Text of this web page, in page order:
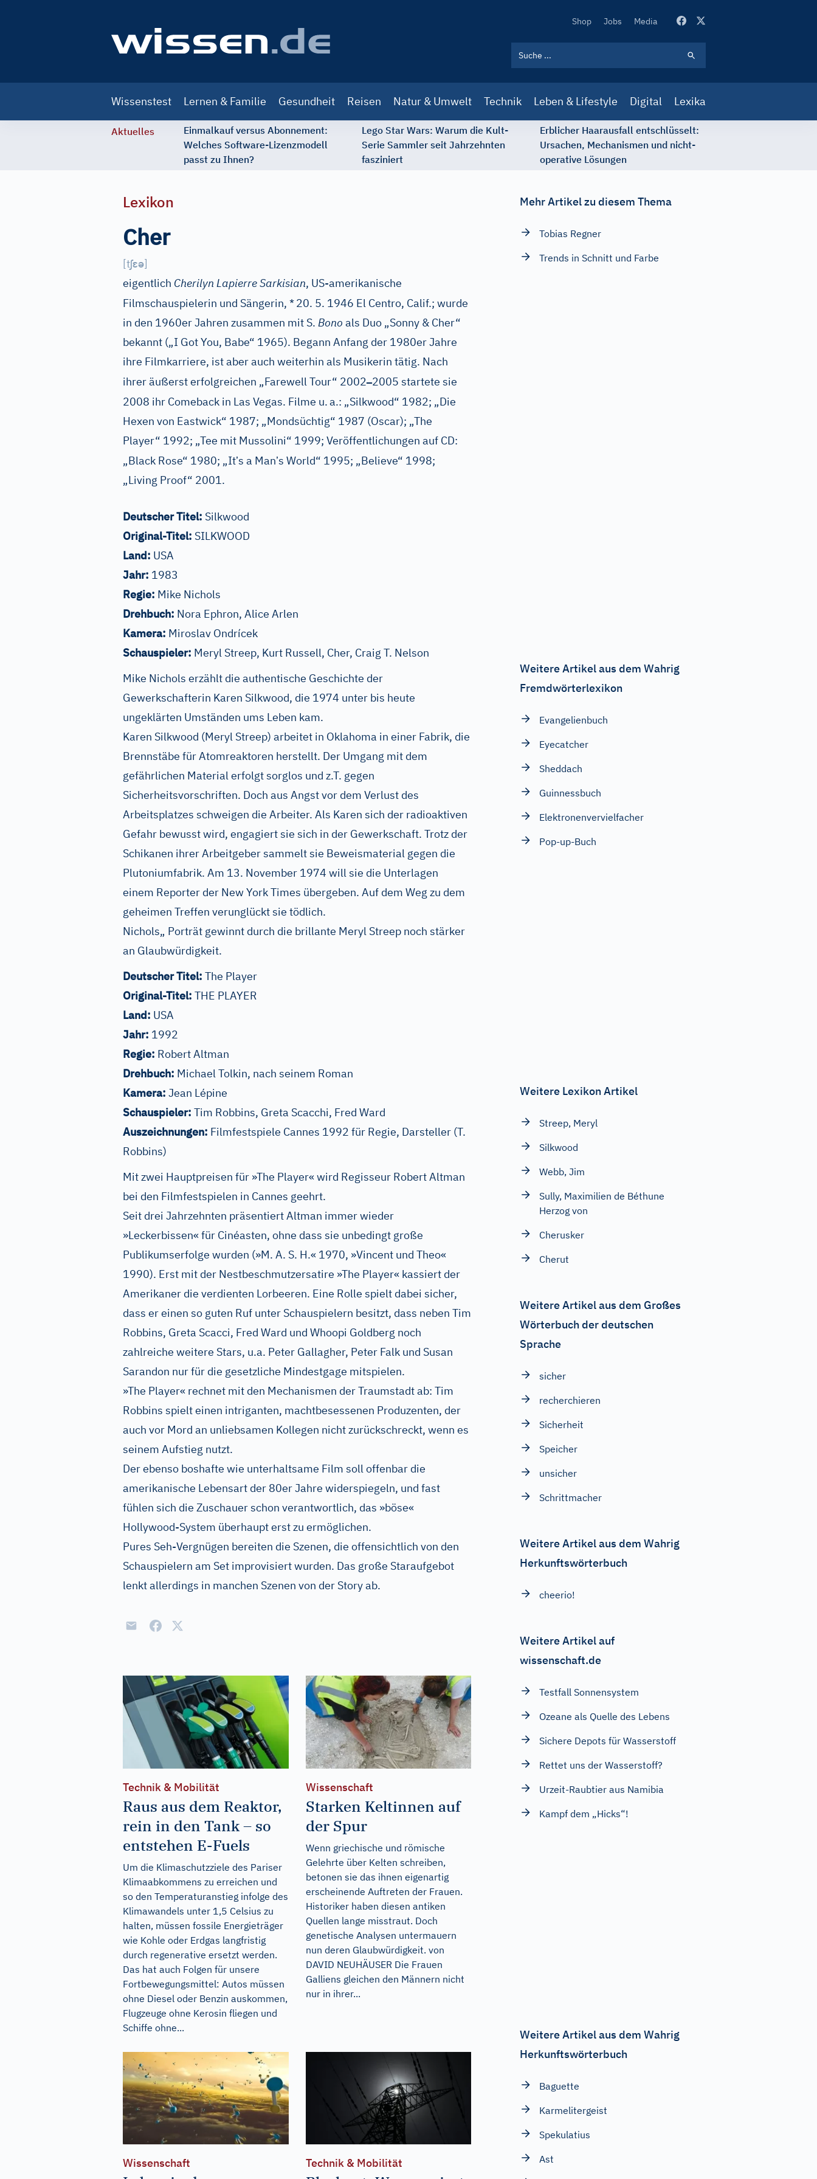
Secondary
Shop Jobs Media
navigation
Wissenstest Lernen & Familie Gesundheit Reisen Natur & Umwelt Technik Leben & Lifestyle Digital Lexika
Aktuelles
Einmalkauf versus Abonnement:
Welches Software-Lizenzmodell
passt zu Ihnen?
Lego Star Wars: Warum die Kult-
Serie Sammler seit Jahrzehnten
fasziniert
Erblicher Haarausfall entschlüsselt:
Ursachen, Mechanismen und nicht-
operative Lösungen
Lexikon
Cher
[tʃɛə]
eigentlich Cherilyn Lapierre Sarkisian, US-amerikanische
Filmschauspielerin und Sängerin, *20. 5. 1946 El Centro, Calif.; wurde
in den 1960er Jahren zusammen mit S. Bono als Duo „Sonny & Cher“
bekannt („I Got You, Babe“ 1965). Begann Anfang der 1980er Jahre
ihre Filmkarriere, ist aber auch weiterhin als Musikerin tätig. Nach
ihrer äußerst erfolgreichen „Farewell Tour“ 2002–2005 startete sie
2008 ihr Comeback in Las Vegas. Filme u.a.: „Silkwood“ 1982; „Die
Hexen von Eastwick“ 1987; „Mondsüchtig“ 1987 (Oscar); „The
Player“ 1992; „Tee mit Mussolini“ 1999; Veröffentlichungen auf CD:
„Black Rose“ 1980; „It’s a Man’s World“ 1995; „Believe“ 1998;
„Living Proof“ 2001.
Deutscher Titel: Silkwood
Original-Titel: SILKWOOD
Land: USA
Jahr: 1983
Regie: Mike Nichols
Drehbuch: Nora Ephron, Alice Arlen
Kamera: Miroslav Ondrícek
Schauspieler: Meryl Streep, Kurt Russell, Cher, Craig T. Nelson
Mike Nichols erzählt die authentische Geschichte der
Gewerkschafterin Karen Silkwood, die 1974 unter bis heute
ungeklärten Umständen ums Leben kam.
Karen Silkwood (Meryl Streep) arbeitet in Oklahoma in einer Fabrik, die
Brennstäbe für Atomreaktoren herstellt. Der Umgang mit dem
gefährlichen Material erfolgt sorglos und z.T. gegen
Sicherheitsvorschriften. Doch aus Angst vor dem Verlust des
Arbeitsplatzes schweigen die Arbeiter. Als Karen sich der radioaktiven
Gefahr bewusst wird, engagiert sie sich in der Gewerkschaft. Trotz der
Schikanen ihrer Arbeitgeber sammelt sie Beweismaterial gegen die
Plutoniumfabrik. Am 13. November 1974 will sie die Unterlagen
einem Reporter der New York Times übergeben. Auf dem Weg zu dem
geheimen Treffen verunglückt sie tödlich.
Nichols„ Porträt gewinnt durch die brillante Meryl Streep noch stärker
an Glaubwürdigkeit.
Deutscher Titel: The Player
Original-Titel: THE PLAYER
Land: USA
Jahr: 1992
Regie: Robert Altman
Drehbuch: Michael Tolkin, nach seinem Roman
Kamera: Jean Lépine
Schauspieler: Tim Robbins, Greta Scacchi, Fred Ward
Auszeichnungen: Filmfestspiele Cannes 1992 für Regie, Darsteller (T.
Robbins)
Mit zwei Hauptpreisen für »The Player« wird Regisseur Robert Altman
bei den Filmfestspielen in Cannes geehrt.
Seit drei Jahrzehnten präsentiert Altman immer wieder
»Leckerbissen« für Cinéasten, ohne dass sie unbedingt große
Publikumserfolge wurden (»M. A. S. H.« 1970, »Vincent und Theo«
1990). Erst mit der Nestbeschmutzersatire »The Player« kassiert der
Amerikaner die verdienten Lorbeeren. Eine Rolle spielt dabei sicher,
dass er einen so guten Ruf unter Schauspielern besitzt, dass neben Tim
Robbins, Greta Scacci, Fred Ward und Whoopi Goldberg noch
zahlreiche weitere Stars, u.a. Peter Gallagher, Peter Falk und Susan
Sarandon nur für die gesetzliche Mindestgage mitspielen.
»The Player« rechnet mit den Mechanismen der Traumstadt ab: Tim
Robbins spielt einen intriganten, machtbesessenen Produzenten, der
auch vor Mord an unliebsamen Kollegen nicht zurückschreckt, wenn es
seinem Aufstieg nutzt.
Der ebenso boshafte wie unterhaltsame Film soll offenbar die
amerikanische Lebensart der 80er Jahre widerspiegeln, und fast
fühlen sich die Zuschauer schon verantwortlich, das »böse«
Hollywood-System überhaupt erst zu ermöglichen.
Pures Seh-Vergnügen bereiten die Szenen, die offensichtlich von den
Schauspielern am Set improvisiert wurden. Das große Staraufgebot
lenkt allerdings in manchen Szenen von der Story ab.
Technik & Mobilität
Raus aus dem Reaktor,
rein in den Tank – so
entstehen E-Fuels
Um die Klimaschutzziele des Pariser
Klimaabkommens zu erreichen und
so den Temperaturanstieg infolge des
Klimawandels unter 1,5 Celsius zu
halten, müssen fossile Energieträger
wie Kohle oder Erdgas langfristig
durch regenerative ersetzt werden.
Das hat auch Folgen für unsere
Fortbewegungsmittel: Autos müssen
ohne Diesel oder Benzin auskommen,
Flugzeuge ohne Kerosin fliegen und
Schiffe ohne...
Wissenschaft
Starken Keltinnen auf
der Spur
Wenn griechische und römische
Gelehrte über Kelten schreiben,
betonen sie das ihnen eigenartig
erscheinende Auftreten der Frauen.
Historiker haben diesen antiken
Quellen lange misstraut. Doch
genetische Analysen untermauern
nun deren Glaubwürdigkeit. von
DAVID NEUHÄUSER Die Frauen
Galliens gleichen den Männern nicht
nur in ihrer...
Wissenschaft Technik & Mobilität
Mehr Artikel zu diesem Thema
Tobias Regner
Trends in Schnitt und Farbe
Weitere Artikel aus dem Wahrig
Fremdwörterlexikon
Evangelienbuch
Eyecatcher
Sheddach
Guinnessbuch
Elektronenvervielfacher
Pop-up-Buch
Weitere Lexikon Artikel
Streep, Meryl
Silkwood
Webb, Jim
Sully, Maximilien de Béthune
Herzog von
Cherusker
Cherut
Weitere Artikel aus dem Großes
Wörterbuch der deutschen
Sprache
sicher
recherchieren
Sicherheit
Speicher
unsicher
Schrittmacher
Weitere Artikel aus dem Wahrig
Herkunftswörterbuch
cheerio!
Weitere Artikel auf
wissenschaft.de
Testfall Sonnensystem
Ozeane als Quelle des Lebens
Sichere Depots für Wasserstoff
Rettet uns der Wasserstoff?
Urzeit-Raubtier aus Namibia
Kampf dem „Hicks“!
Weitere Artikel aus dem Wahrig
Herkunftswörterbuch
Baguette
Karmelitergeist
Spekulatius
Ast